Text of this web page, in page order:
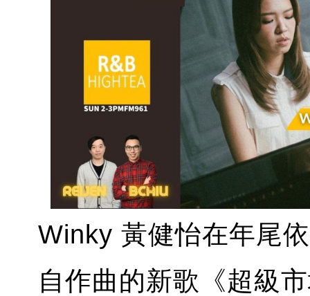
Winky 黃健怡在年尾
自作曲的新歌《超級